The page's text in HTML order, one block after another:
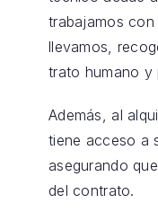
trabajamos
llevamos,
trato humano y
Además, al
tiene acceso a
asegurando
del contrato.